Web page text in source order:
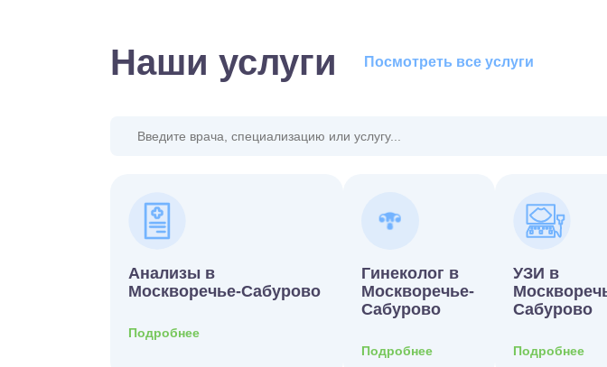
Наши услуги Посмотреть все услуги
Анализы в
Москворечье-Сабурово
Подробнее
Гинеколог в
Москворечье-
Сабурово
Подробнее
УЗИ в
Сабурово
Подробнее